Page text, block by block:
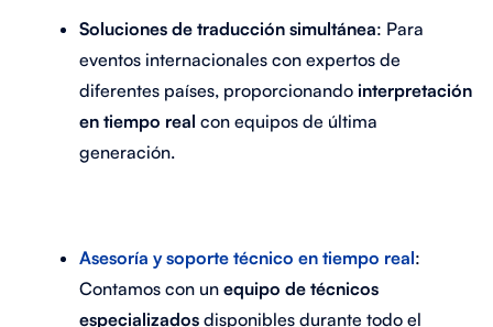
Soluciones de traducción simultánea: Para
eventos internacionales con expertos de
diferentes países, proporcionando interpretación
en tiempo real con equipos de última
generación.
Asesoría y soporte técnico en tiempo real:
Contamos con un equipo de técnicos
especializados disponibles durante todo el